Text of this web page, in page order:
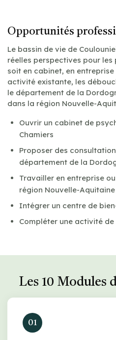
Opportunités
Le bassin de vie de
réelles perspectives pour les
soit en cabinet, en
activité existante, les
le département de la
dans la région Nouvelle-
Ouvrir un cabinet de
Chamiers
Proposer des
département de la
Travailler en entreprise
région Nouvelle-Aquitaine
Intégrer un centre de
Compléter une activité
Les 10 Modules
01